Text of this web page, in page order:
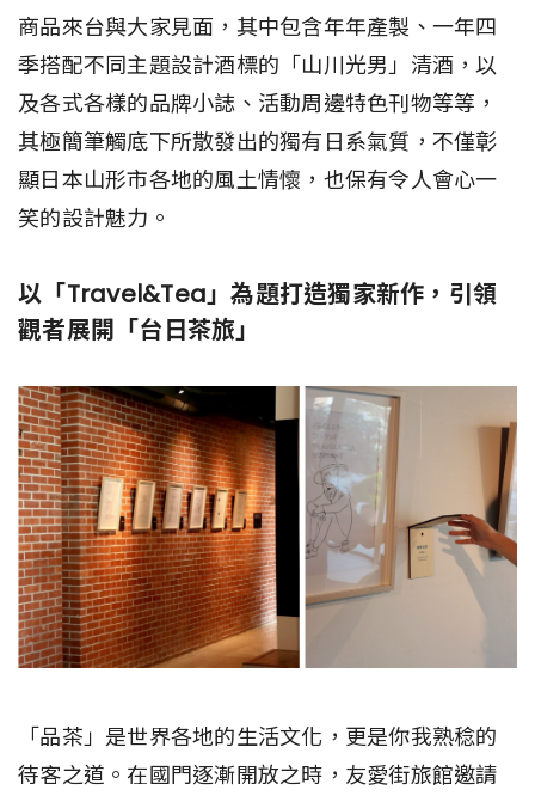
商品來台與大家見面，其中包含年年產製、一年四
季搭配不同主題設計酒標的「山川光男」清酒，以
及各式各樣的品牌小誌、活動周邊特色刊物等等，
其極簡筆觸底下所散發出的獨有日系氣質，不僅彰
顯日本山形市各地的風土情懷，也保有令人會心一
笑的設計魅力。
以「Travel&Tea」為題打造獨家新作，引領
觀者展開「台日茶旅」
「品茶」是世界各地的生活文化，更是你我熟稔的
待客之道。在國門逐漸開放之時，友愛街旅館邀請